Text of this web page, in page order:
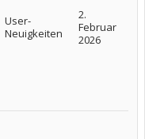
User-
Neuigkeiten
2.
Februar
2026